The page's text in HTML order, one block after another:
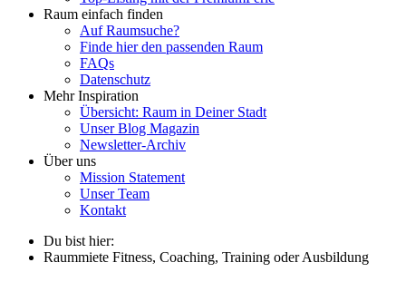
Raum einfach finden
Auf Raumsuche?
Finde hier den passenden Raum
FAQs
Datenschutz
Mehr Inspiration
Übersicht: Raum in Deiner Stadt
Unser Blog Magazin
Newsletter-Archiv
Über uns
Mission Statement
Unser Team
Kontakt
Du bist hier:
Raummiete Fitness, Coaching, Training oder Ausbildung